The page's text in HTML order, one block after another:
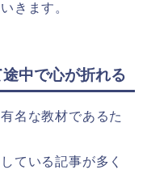
きます。
中で心が折れる
名な教材であるた
ている記事が多く